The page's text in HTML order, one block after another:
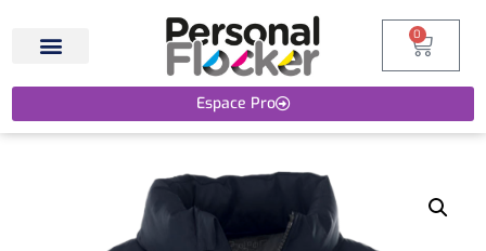
Espace Pro
0